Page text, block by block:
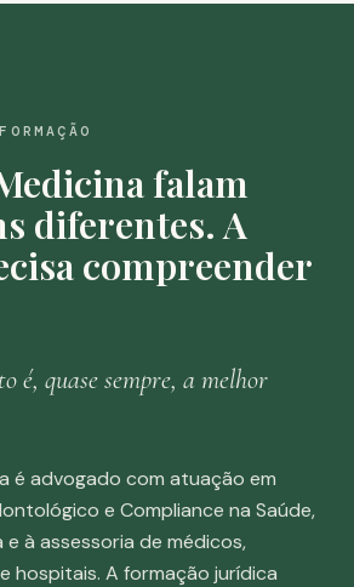
falam
diferentes. A
compreender
é, quase sempre, a melhor
é advogado com atuação em
e Compliance na Saúde,
à assessoria de médicos,
hospitais. A formação jurídica